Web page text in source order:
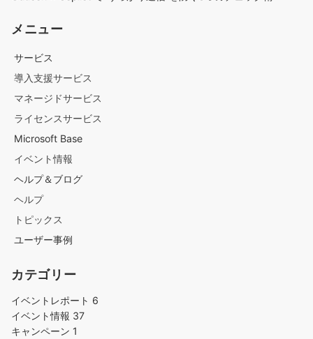
メニュー
サービス
導入支援サービス
マネージドサービス
ライセンスサービス
Microsoft Base
イベント情報
ヘルプ＆ブログ
ヘルプ
トピックス
ユーザー事例
カテゴリー
イベントレポート 6
イベント情報 37
キャンペーン 1